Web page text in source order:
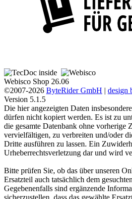
Webisco Shop 26.06
©2007-2026 ByteRider GmbH | design
Version 5.1.5
Die hier angezeigten Daten
dürfen nicht kopiert werden. Es ist zu
die gesamte Datenbank ohne vorherige
vervielfältigen, zu verbreiten und/oder
Dritte ausführen zu lassen. Ein
Urheberrechtsverletzung dar und wird
Bitte prüfen Sie, ob das über unseren
Ersatzteil auch tatsächlich dem
Gegebenenfalls sind ergänzende